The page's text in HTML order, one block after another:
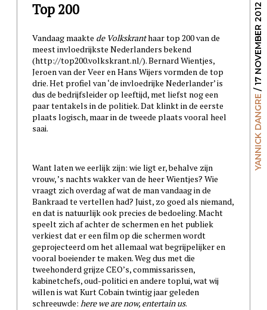
YANNICK DANGRE
/ 17 NOVEMBER 2012
Top 200
Vandaag maakte de Volkskranthaar top 200 van de
meest invloedrijkste Nederlanders bekend
(http://top200.volkskrant.nl/). Bernard Wientjes,
Jeroen van der Veer en Hans Wijers vormden de top
drie. Het profiel van ‘de invloedrijke Nederlander’ is
dus de bedrijfsleider op leeftijd, met liefst nog een
paar tentakels in de politiek. Dat klinkt in de eerste
plaats logisch, maar in de tweede plaats vooral heel
saai.
Want laten we eerlijk zijn: wie ligt er, behalve zijn
vrouw, ’s nachts wakker van de heer Wientjes? Wie
vraagt zich overdag af wat de man vandaag in de
Bankraad te vertellen had? Juist, zo goed als niemand,
en dat is natuurlijk ook precies de bedoeling. Macht
speelt zich af achter de schermen en het publiek
verkiest dat er een film op die schermen wordt
geprojecteerd om het allemaal wat begrijpelijker en
vooral boeiender te maken. Weg dus met die
tweehonderd grijze CEO’s, commissarissen,
kabinetchefs, oud-politici en andere toplui, wat wij
willen is wat Kurt Cobain twintig jaar geleden
schreeuwde: here we are now, entertain us.